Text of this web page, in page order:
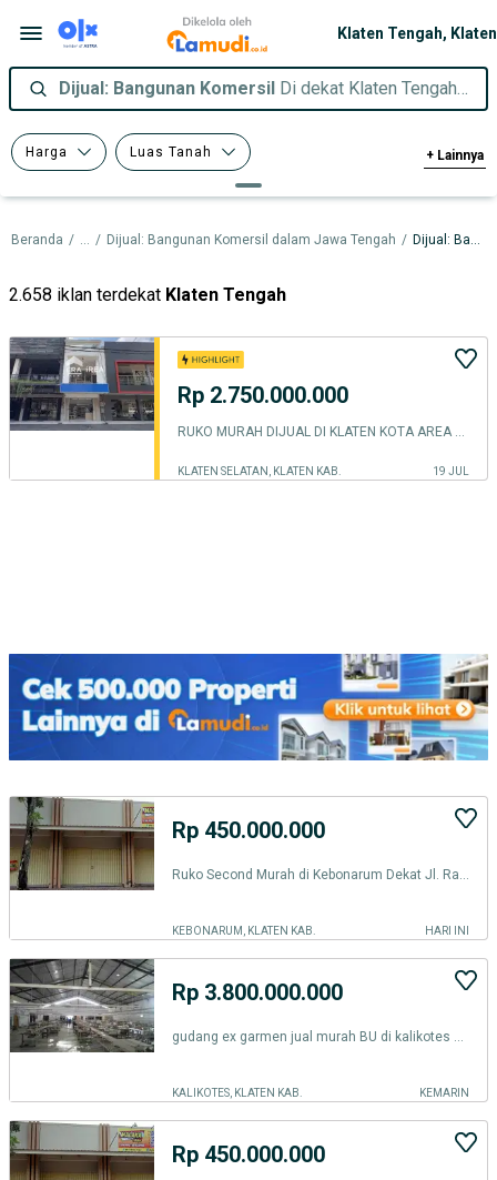
Dijual: Bangunan Komersil Di dekat Klaten Tengah, Klaten Kab.
Harga Luas Tanah
Luas Bangunan Sertifikasi
+ Lainnya
Beranda / ... / Dijual: Bangunan Komersil dalam Jawa Tengah / Dijual: Bangunan Komersil dalam Klaten Kab.
2.658 iklan terdekat Klaten Tengah
Rp 2.750.000.000
KLATEN SELATAN, KLATEN KAB. 19 JUL
Rp 450.000.000
KEBONARUM, KLATEN KAB. HARI INI
Rp 3.800.000.000
KALIKOTES, KLATEN KAB. KEMARIN
Rp 450.000.000